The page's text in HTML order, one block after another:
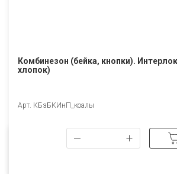
Комбинезон (бейка, кнопки).
хлопок)
Арт. КБзБКИнП_коалы